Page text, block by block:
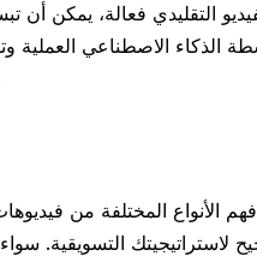
التقليدي فعالة، يمكن أن
الذكاء الاصطناعي العملية
الأنواع المختلفة من
لاستراتيجيتك التسويقية.